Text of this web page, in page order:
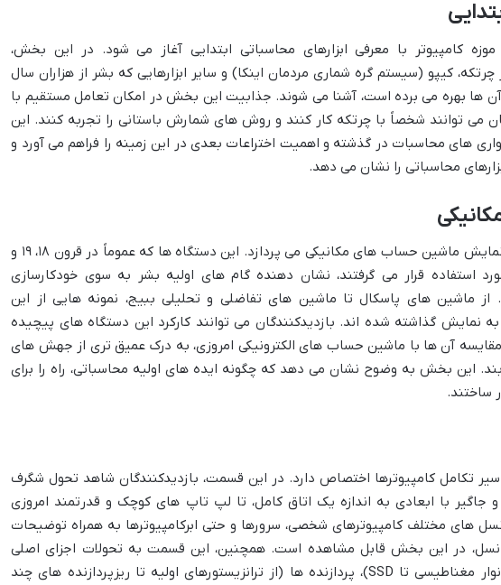
کامپیوتر با معرفی ابزارهای محاسباتی ابتدایی آغاز می شود. در این بخش،
چرتکه، کیپو (سیستم گره شماری مردمان اینکا) و سایر ابزارهایی که بشر از هزاران سال
ها بهره می برده است، آشنا می شوند. جذابیت این بخش در امکان تعامل مستقیم با
می توانند شخصاً با چرتکه کار کنند و روش های شمارش باستانی را تجربه کنند. این
های محاسبات در گذشته و اهمیت اختراعات بعدی در این زمینه را فراهم می آورد و
محاسباتی را نشان می دهد.
در ادامه سیر تکامل، موزه به نمایش ماشین حساب های مکانیکی می پردازد. این دستگاه ها که عموماً در قرون ۱۸، ۱۹ و
استفاده قرار می گرفتند، نشان دهنده گام های اولیه بشر به سوی خودکارسازی
از ماشین های پاسکال تا ماشین های تفاضلی و تحلیلی ببیج، نمونه هایی از این
نمایش گذاشته شده اند. بازدیدکنندگان می توانند کارکرد این دستگاه های پیچیده
مقایسه آن ها با ماشین حساب های الکترونیکی امروزی، به درک عمیق تری از جهش های
این بخش به وضوح نشان می دهد که چگونه ایده های اولیه محاسباتی، راه را برای
ساختند.
تکامل کامپیوترها اختصاص دارد. در این قسمت، بازدیدکنندگان شاهد تحول شگرف
جاگیر با ابعادی به اندازه یک اتاق کامل، تا لپ تاپ های کوچک و قدرتمند امروزی
های مختلف کامپیوترهای شخصی، سرورها و حتی ابرکامپیوترها به همراه توضیحات
نسل، در این بخش قابل مشاهده است. همچنین، این قسمت به تحولات اجزای اصلی
کامپیوتر نظیر حافظه ها (از نوار مغناطیسی تا SSD)، پردازنده ها (از ترانزیستورهای اولیه تا ریزپردازنده های چند